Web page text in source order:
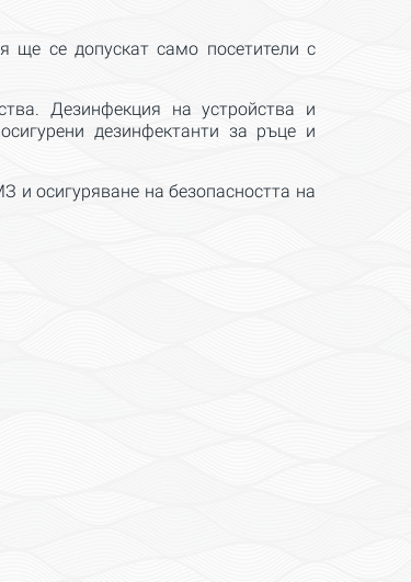
ще се допускат само посетители с
Дезинфекция на устройства и
дезинфектанти за ръце и
и осигуряване на безопасността на